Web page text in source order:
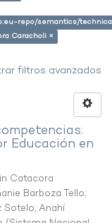
repo/semantics/
Caracholi ×
filtros avanzados
Educación en
Catacora
Barboza Tello;
Sotelo; Anahí